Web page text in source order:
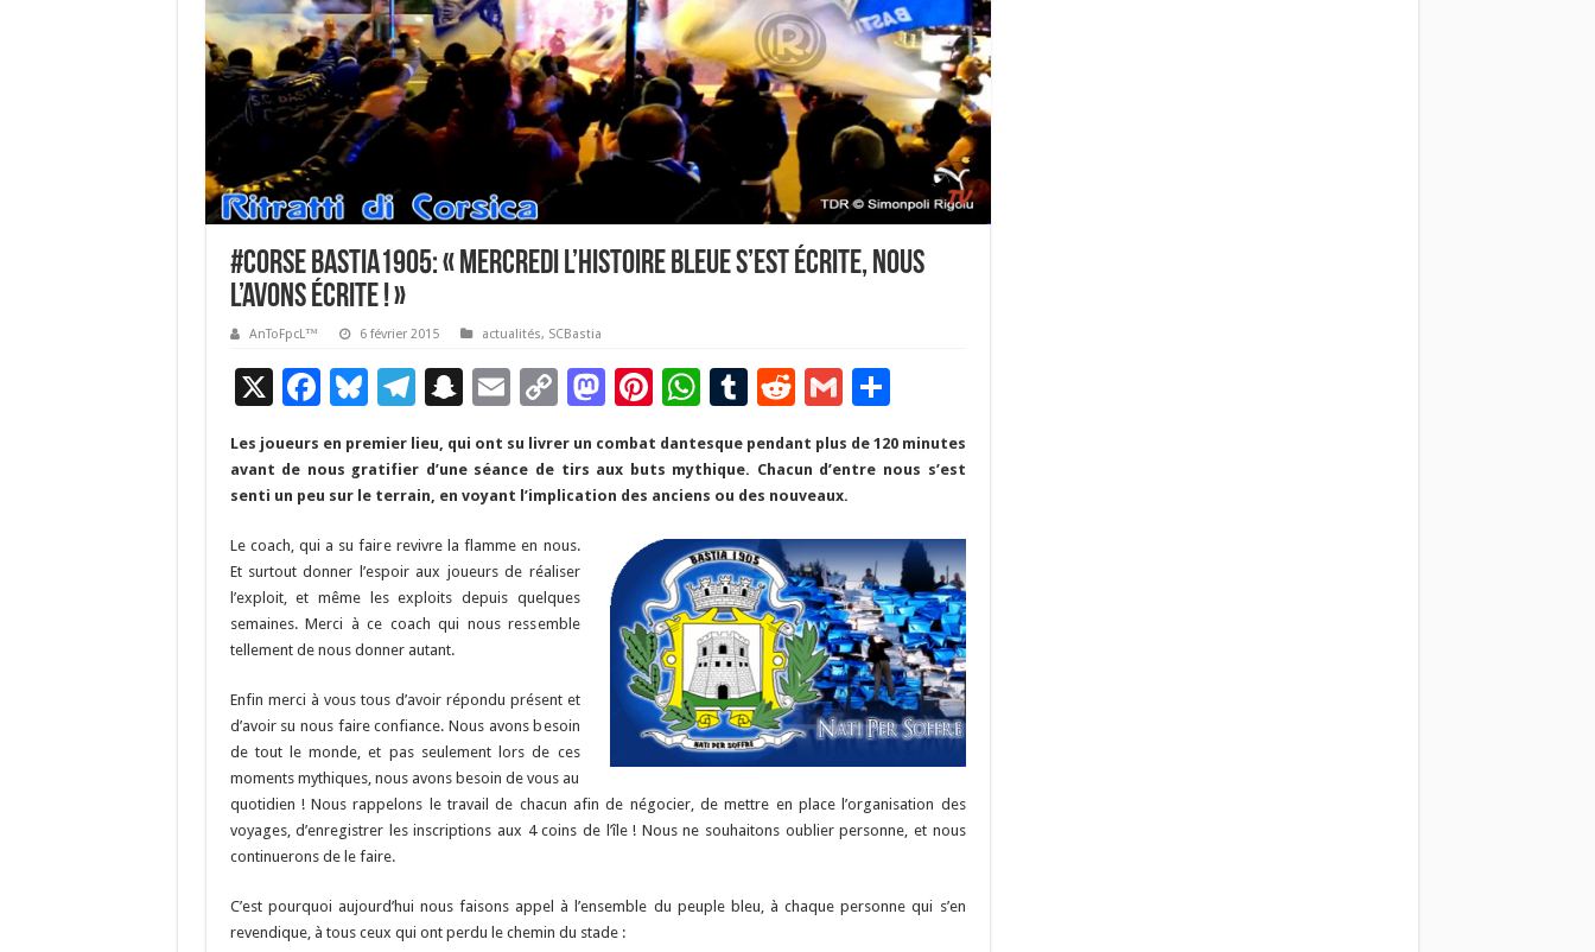
#Corse Bastia1905: « Mercredi l’Histoire bleue s’est écrite, Nous
l’avons écrite ! »
AnToFpcL™ 6 février 2015 actualités, SCBastia
X F
e
b
o
o
k
Bl
u
es
ky
T
el
e
gr
a
m
S
n
a
p
c
h
at
E
m
ai
l
C
p
y
Li
n
k
M
as
to
d
n
Pi
nt
er
es
t
W
at
sA
p
p
T
m
bl
r
R
d
di
t
G
m
ai
l
P
ar
ta
er
Les joueurs en premier lieu, qui ont su livrer un combat dantesque pendant plus de 120 minutes
avant de nous gratifier d’une séance de tirs aux buts mythique. Chacun d’entre nous s’est
senti un peu sur le terrain, en voyant l’implication des anciens ou des nouveaux.
Le coach, qui a su faire revivre la flamme en nous.
Et surtout donner l’espoir aux joueurs de réaliser
l’exploit, et même les exploits depuis quelques
semaines. Merci à ce coach qui nous ressemble
tellement de nous donner autant.
Enfin merci à vous tous d’avoir répondu présent et
d’avoir su nous faire confiance. Nous avons besoin
de tout le monde, et pas seulement lors de ces
moments mythiques, nous avons besoin de vous au
quotidien ! Nous rappelons le travail de chacun afin de négocier, de mettre en place l’organisation des
voyages, d’enregistrer les inscriptions aux 4 coins de l’île ! Nous ne souhaitons oublier personne, et nous
continuerons de le faire.
C’est pourquoi aujourd’hui nous faisons appel à l’ensemble du peuple bleu, à chaque personne qui s’en
revendique, à tous ceux qui ont perdu le chemin du stade :